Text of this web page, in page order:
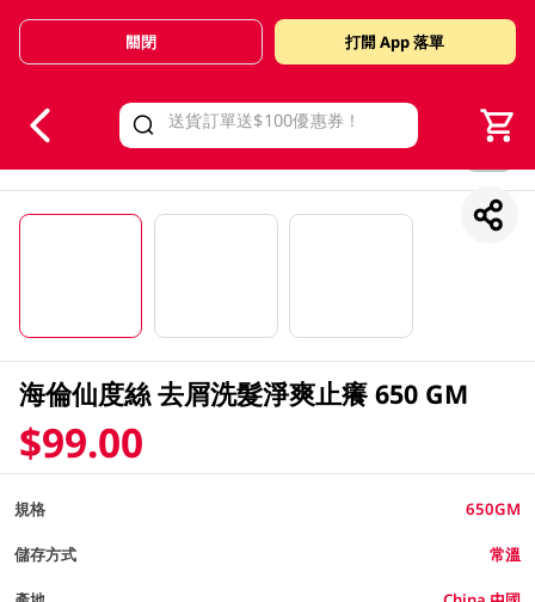
Valid Until 30 June 2026
關閉 打開 App 落單
海倫仙度絲 去屑洗髮淨爽止癢 650 GM
$99.00
規格 650GM
儲存方式 常溫